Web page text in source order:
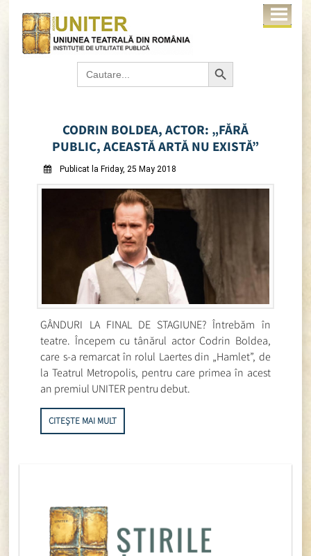
Search
for:
Search Button
CODRIN BOLDEA, ACTOR: „FĂRĂ
PUBLIC, ACEASTĂ ARTĂ NU EXISTĂ”
Publicat la Friday, 25 May 2018
GÂNDURI LA FINAL DE STAGIUNE? Întrebăm în
teatre. Începem cu tânărul actor Codrin Boldea,
care s-a remarcat în rolul Laertes din „Hamlet”, de
la Teatrul Metropolis, pentru care primea în acest
an premiul UNITER pentru debut.
CITEȘTE MAI MULT